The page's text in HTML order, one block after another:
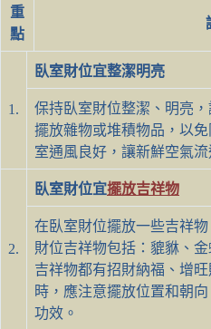
重
點
1.
臥室財位宜整潔明亮
保持臥室財位整潔、明亮
擺放雜物或堆積物品，以
室通風良好，讓新鮮空氣
2.
臥室財位宜擺放吉祥物
在臥室財位擺放一些吉祥
財位吉祥物包括：貔貅、
吉祥物都有招財納福、增
時，應注意擺放位置和朝
功效。